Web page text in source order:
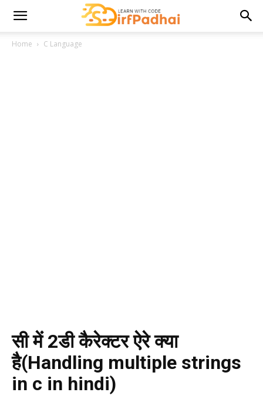
Home C Language
सी में 2डी कैरेक्टर ऐरे क्या
है(Handling multiple strings
in c in hindi)